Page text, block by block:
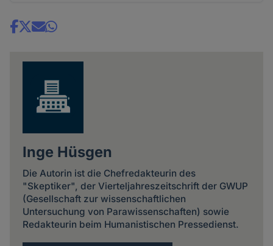
Share
Inge Hüsgen
Die Autorin ist die Chefredakteurin des
"Skeptiker", der Vierteljahreszeitschrift der GWUP
(Gesellschaft zur wissenschaftlichen
Untersuchung von Parawissenschaften) sowie
Redakteurin beim Humanistischen Pressedienst.